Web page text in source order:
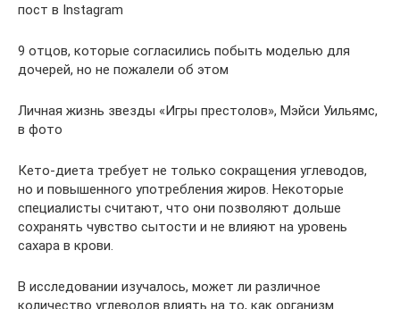
пост в Instagram
9 отцов, которые согласились побыть моделью для
дочерей, но не пожалели об этом
Личная жизнь звезды «Игры престолов», Мэйси Уильямс,
в фото
Кето-диета требует не только сокращения углеводов,
но и повышенного употребления жиров. Некоторые
специалисты считают, что они позволяют дольше
сохранять чувство сытости и не влияют на уровень
сахара в крови.
В исследовании изучалось, может ли различное
количество углеводов влиять на то, как организм